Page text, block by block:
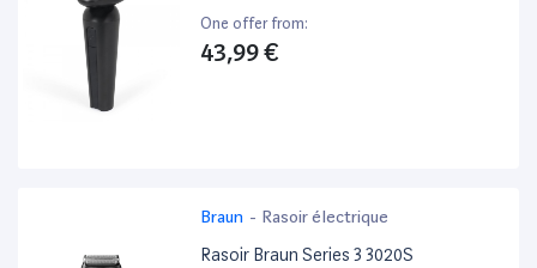
One offer from:
43,99 €
Braun - Rasoir électrique
Rasoir Braun Series 3 3020S